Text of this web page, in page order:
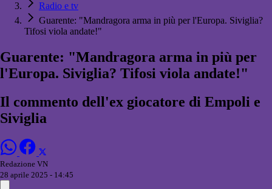
Radio e tv
Guarente: "Mandragora arma in più per l'Europa. Siviglia?
Tifosi viola andate!"
Guarente: "Mandragora arma in più per
l'Europa. Siviglia? Tifosi viola andate!"
Il commento dell'ex giocatore di Empoli e
Siviglia
Redazione VN
28 aprile 2025 - 14:45